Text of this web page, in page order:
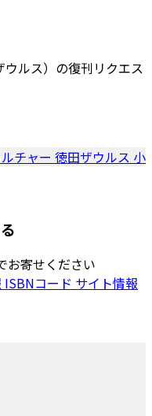
ウルス）の復刊リクエス
チャー 徳田ザウルス 小
お寄せください
ISBNコード サイト情報